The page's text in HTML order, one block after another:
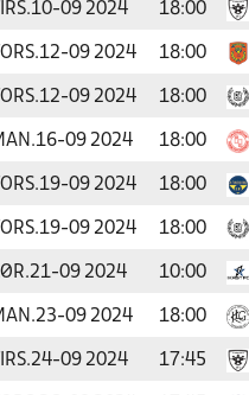
TIRS.10-09 2024 18:00
TORS.12-09 2024 18:00
TORS.12-09 2024 18:00
16-09 2024 18:00
TORS.19-09 2024 18:00
TORS.19-09 2024 18:00
21-09 2024 10:00
23-09 2024 18:00
TIRS.24-09 2024 17:45